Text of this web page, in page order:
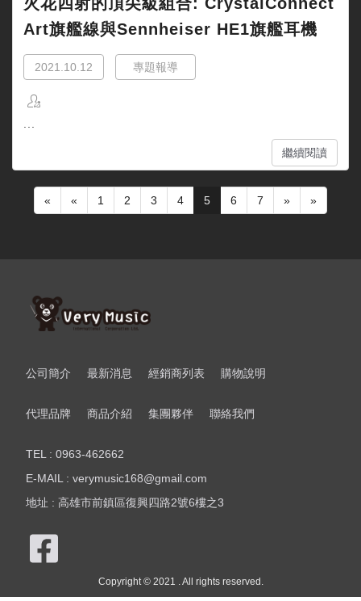
Art旗艦線與Sennheiser HE1旗艦耳機
2021.10.12 專題報導
繼續閱讀
« « 1 2 3 4 5 6 7 » »
公司簡介 最新消息 經銷商列表 購物說明
代理品牌 商品介紹 集團夥伴 聯絡我們
TEL : 0963-462662
E-MAIL : verymusic168@gmail.com
地址 : 高雄市前鎮區復興四路2號6樓之3
Copyright © 2021 . All rights reserved.